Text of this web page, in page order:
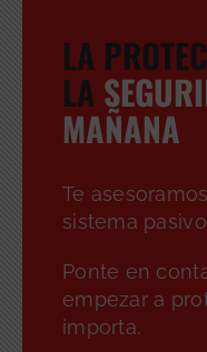
LA
LA
MAÑANA
Te
sistema
Ponte en
empezar a
importa.